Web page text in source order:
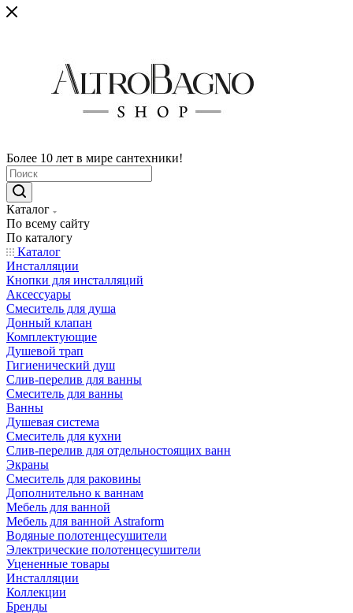
Более 10 лет в мире сантехники!
Каталог
По всему сайту
По каталогу
Каталог
Инсталляции
Кнопки для инсталляций
Аксессуары
Смеситель для душа
Донный клапан
Комплектующие
Душевой трап
Гигиенический душ
Слив-перелив для ванны
Смеситель для ванны
Ванны
Душевая система
Смеситель для кухни
Слив-перелив для отдельностоящих ванн
Экраны
Смеситель для раковины
Дополнительно к ваннам
Мебель для ванной
Мебель для ванной Astraform
Водяные полотенцесушители
Электрические полотенцесушители
Уцененные товары
Инсталляции
Коллекции
Бренды